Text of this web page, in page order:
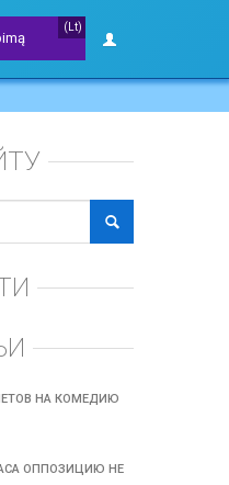
(Lt)
НА КОМЕДИЮ
ОППОЗИЦИЮ НЕ